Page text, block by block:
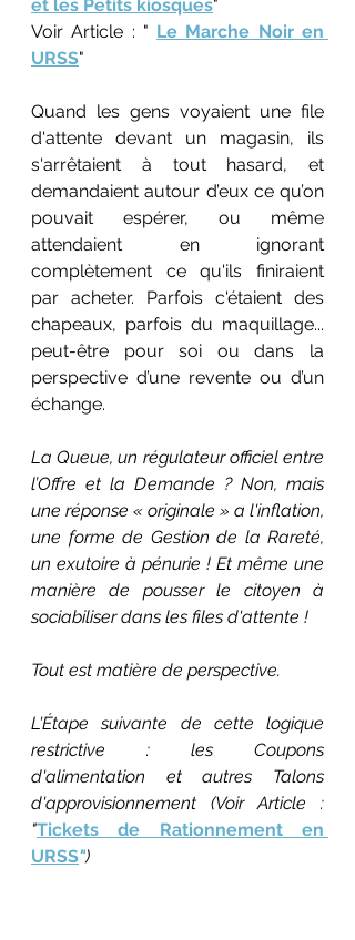
et les Petits kiosques"
Voir Article : " Le Marche Noir en
URSS"
Quand les gens voyaient une file
d'attente devant un magasin, ils
s'arrêtaient à tout hasard, et
demandaient autour d’eux ce qu’on
pouvait espérer, ou même
attendaient en ignorant
complètement ce qu'ils finiraient
par acheter. Parfois c'étaient des
chapeaux, parfois du maquillage...
peut-être pour soi ou dans la
perspective d’une revente ou d’un
échange.
La Queue, un régulateur officiel entre
l’Offre et la Demande ? Non, mais
une réponse « originale » a l'inflation,
une forme de Gestion de la Rareté,
un exutoire à pénurie ! Et même une
manière de pousser le citoyen à
sociabiliser dans les files d'attente !
Tout est matière de perspective.
L'Étape suivante de cette logique
restrictive : les Coupons
d'alimentation et autres Talons
d'approvisionnement (Voir Article :
"Tickets de Rationnement en
URSS")